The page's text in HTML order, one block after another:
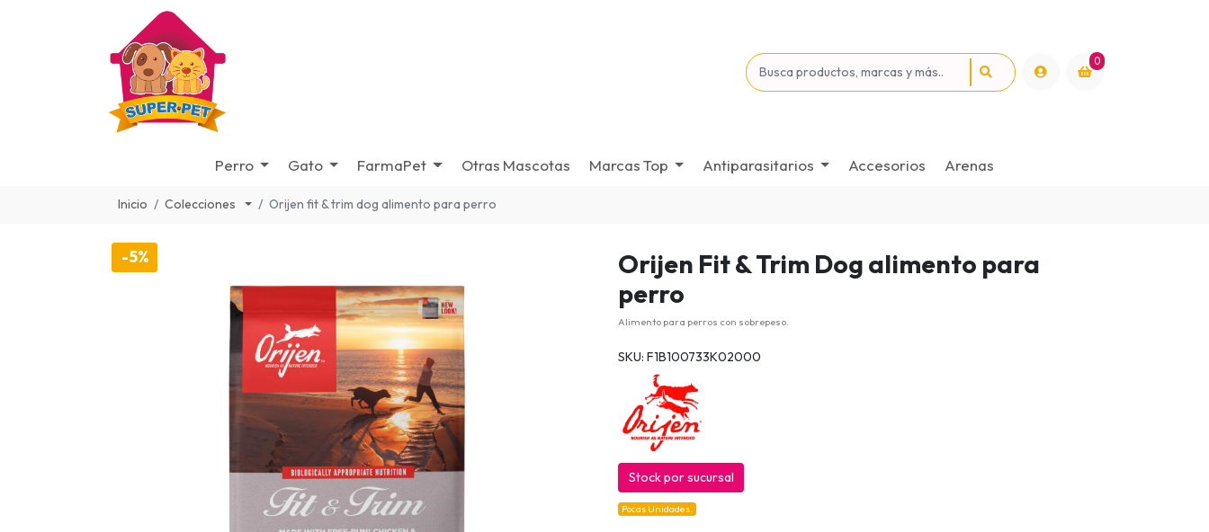
0
Perro Gato FarmaPet Otras Mascotas Marcas Top Antiparasitarios Accesorios Arenas
Inicio Colecciones Orijen fit & trim dog alimento para perro
-5%
Orijen Fit & Trim Dog alimento para
perro
Alimento para perros con sobrepeso.
SKU: F1B100733K02000
Stock por sucursal
Pocas Unidades.